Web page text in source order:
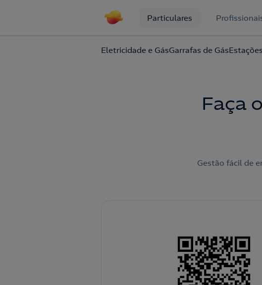
Particulares
Eletricidade e GásGarrafas de Gás
Faça
Gestão fácil de